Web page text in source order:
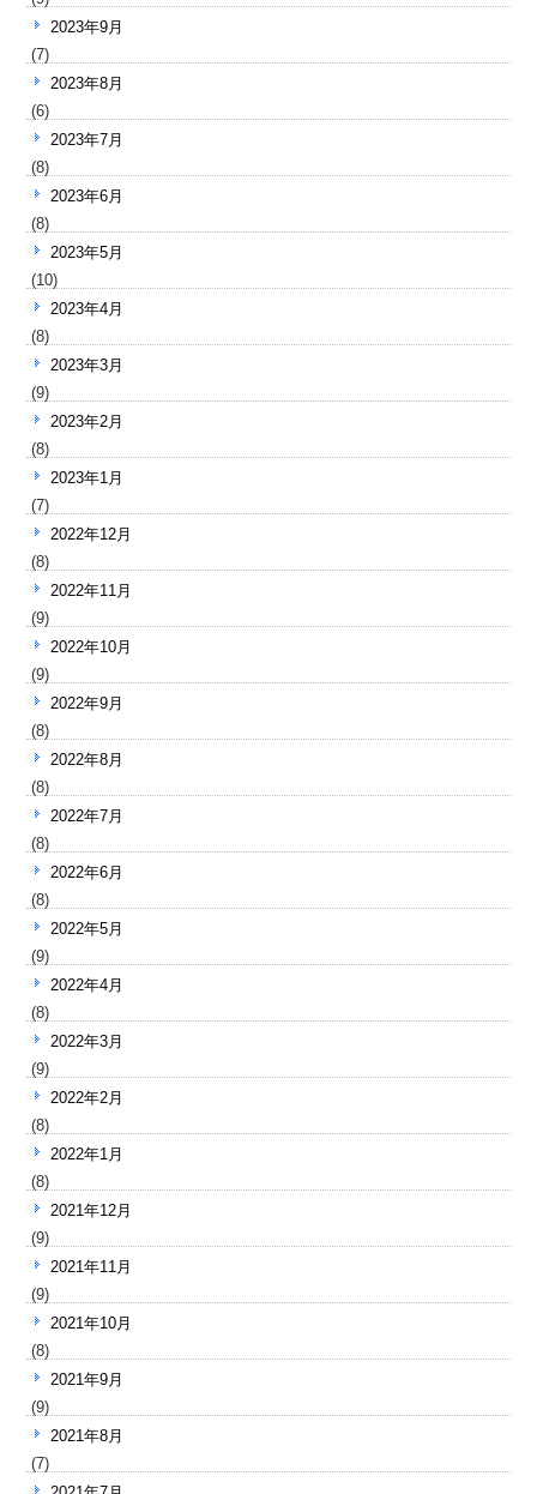
2023年9月
(7)
2023年8月
(6)
2023年7月
(8)
2023年6月
(8)
2023年5月
(10)
2023年4月
(8)
2023年3月
(9)
2023年2月
(8)
2023年1月
(7)
2022年12月
(8)
2022年11月
(9)
2022年10月
(9)
2022年9月
(8)
2022年8月
(8)
2022年7月
(8)
2022年6月
(8)
2022年5月
(9)
2022年4月
(8)
2022年3月
(9)
2022年2月
(8)
2022年1月
(8)
2021年12月
(9)
2021年11月
(9)
2021年10月
(8)
2021年9月
(9)
2021年8月
(7)